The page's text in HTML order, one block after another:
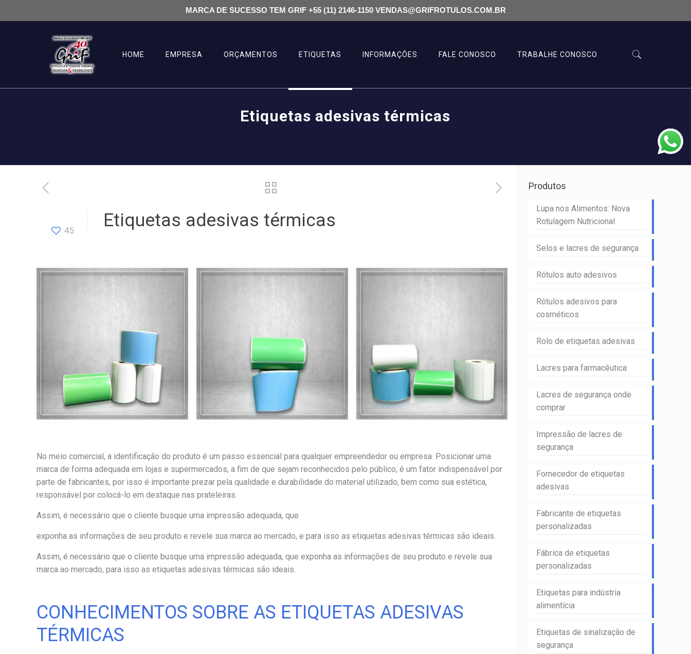
MARCA DE SUCESSO TEM GRIF +55 (11) 2146-1150 VENDAS@GRIFROTULOS.COM.BR
HOME EMPRESA ORÇAMENTOS ETIQUETAS INFORMAÇÔES FALE CONOSCO TRABALHE CONOSCO
Etiquetas adesivas térmicas
45 Etiquetas adesivas térmicas
No meio comercial, a identificação do produto é um passo essencial para qualquer empreendedor ou empresa. Posicionar uma
marca de forma adequada em lojas e supermercados, a fim de que sejam reconhecidos pelo público, é um fator indispensável por
parte de fabricantes, por isso é importante prezar pela qualidade e durabilidade do material utilizado, bem como sua estética,
responsável por colocá-lo em destaque nas prateleiras.
Assim, é necessário que o cliente busque uma impressão adequada, que
exponha as informações de seu produto e revele sua marca ao mercado, e para isso as etiquetas adesivas térmicas são ideais.
Assim, é necessário que o cliente busque uma impressão adequada, que exponha as informações de seu produto e revele sua
marca ao mercado, para isso as etiquetas adesivas térmicas são ideais.
CONHECIMENTOS SOBRE AS ETIQUETAS ADESIVAS
TÉRMICAS
Produtos
Lupa nos Alimentos: Nova
Rotulagem Nutricional
Selos e lacres de segurança
Rótulos auto adesivos
Rótulos adesivos para
cosméticos
Rolo de etiquetas adesivas
Lacres para farmacêutica
Lacres de segurança onde
comprar
Impressão de lacres de
segurança
Fornecedor de etiquetas
adesivas
Fabricante de etiquetas
personalizadas
Fábrica de etiquetas
personalizadas
Etiquetas para indústria
alimentícia
Etiquetas de sinalização de
segurança